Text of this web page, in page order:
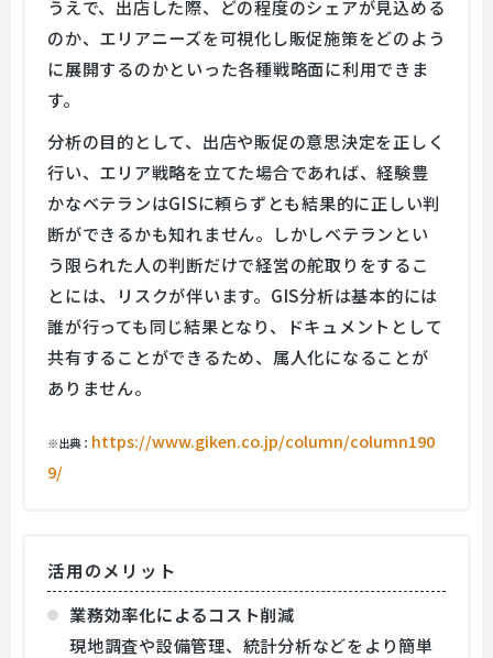
うえで、出店した際、どの程度のシェアが見込める
のか、エリアニーズを可視化し販促施策をどのよう
に展開するのかといった各種戦略面に利用できま
す。
分析の目的として、出店や販促の意思決定を正しく
行い、エリア戦略を立てた場合であれば、経験豊
かなベテランはGISに頼らずとも結果的に正しい判
断ができるかも知れません。しかしベテランとい
う限られた人の判断だけで経営の舵取りをするこ
とには、リスクが伴います。GIS分析は基本的には
誰が行っても同じ結果となり、ドキュメントとして
共有することができるため、属人化になることが
ありません。
※出典： https://www.giken.co.jp/column/column190
9/
活用のメリット
業務効率化によるコスト削減
現地調査や設備管理、統計分析などをより簡単